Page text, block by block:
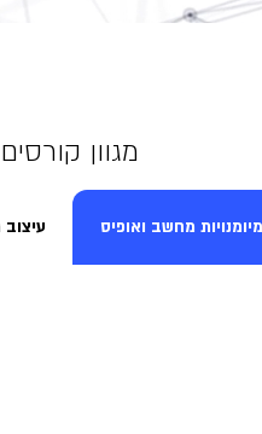
מגוון
מיומנויות מחשב ואופיס עיצוב